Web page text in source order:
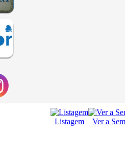
Listagem Ver a